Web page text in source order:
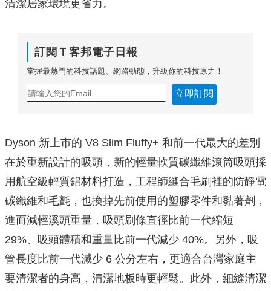
清潔居家環境更省力。
訂閱Ｔ客邦電子日報
掌握最熱門的科技話題、網路動態，升級你的科技原力！
立即訂閱
Dyson 新上市的 V8 Slim Fluffy+ 和前一代最大的差別
在於重新設計的吸頭，新的輕量軟質碳纖維滾筒吸頭採
用航空級輕質鋁材料打造，工程師縫合毛刷裡的防靜電
碳纖維和毛氈，也換掉先前使用的塑膠零件和黏著劑，
進而減輕溪頭重量，吸頭刷條直徑比前一代縮短
29%、吸頭體積和重量比前一代減少 40%。另外，吸
管長度比前一代減少 6 公分左右，更適合台灣家庭主
要清潔者的身高，清潔地板時更輕鬆。此外，細縫清潔